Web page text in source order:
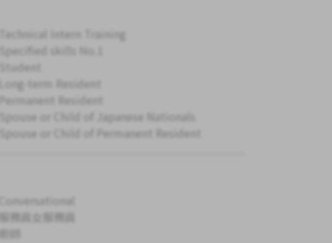
Technical Intern Training
Specified skills No.1
Student
Long-term Resident
Permanent Resident
Spouse or Child of Japanese Nationals
Spouse or Child of Permanent Resident
Conversational
服務員女服務員
廚師